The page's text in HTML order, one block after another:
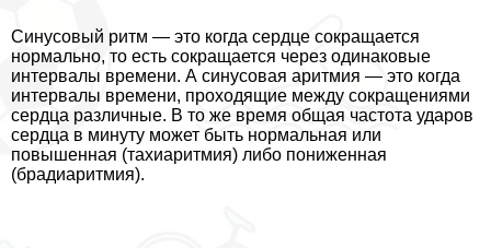
Синусовый ритм — это когда сердце сокращается
нормально, то есть сокращается через одинаковые
интервалы времени. А синусовая аритмия — это когда
интервалы времени, проходящие между сокращениями
сердца различные. В то же время общая частота ударов
сердца в минуту может быть нормальная или
повышенная (тахиаритмия) либо пониженная
(брадиаритмия).